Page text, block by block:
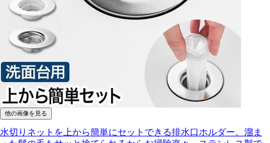
他の画像を見る
水切りネットを上から簡単にセットできる排水口ホルダー。溜ま